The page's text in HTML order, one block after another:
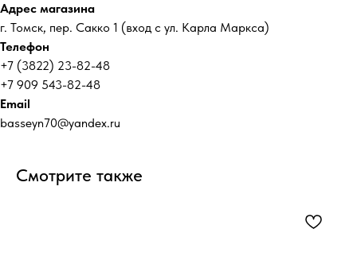
Адрес магазина
г. Томск, пер. Сакко 1 (вход с ул. Карла Маркса)
Телефон
+7 (3822) 23-82-48
+7 909 543-82-48
Email
basseyn70@yandex.ru
Смотрите также